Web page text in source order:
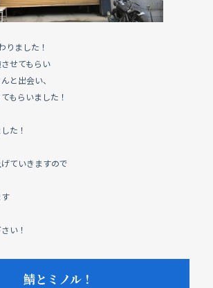
りました！
せてもらい
と出会い、
もらいました！
た！
ていきますので
い！
鯖とミノル！